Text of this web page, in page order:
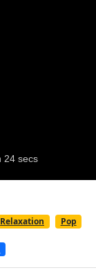
Relaxation Pop